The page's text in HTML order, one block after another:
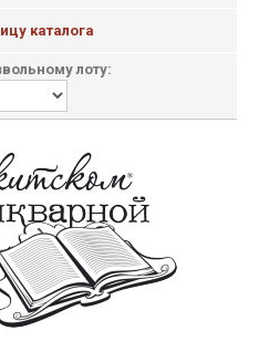
каталога
лоту: